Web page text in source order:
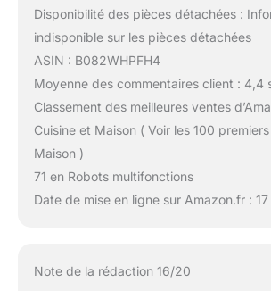
Disponibilité des pièces détachées :
indisponible sur les pièces détachées
ASIN : B082WHPFH4
Moyenne des commentaires client : 4,4
Classement des meilleures ventes
Cuisine et Maison ( Voir les 100
Maison )
71 en Robots multifonctions
Date de mise en ligne sur Amazon.fr :
Note de la rédaction 16/20